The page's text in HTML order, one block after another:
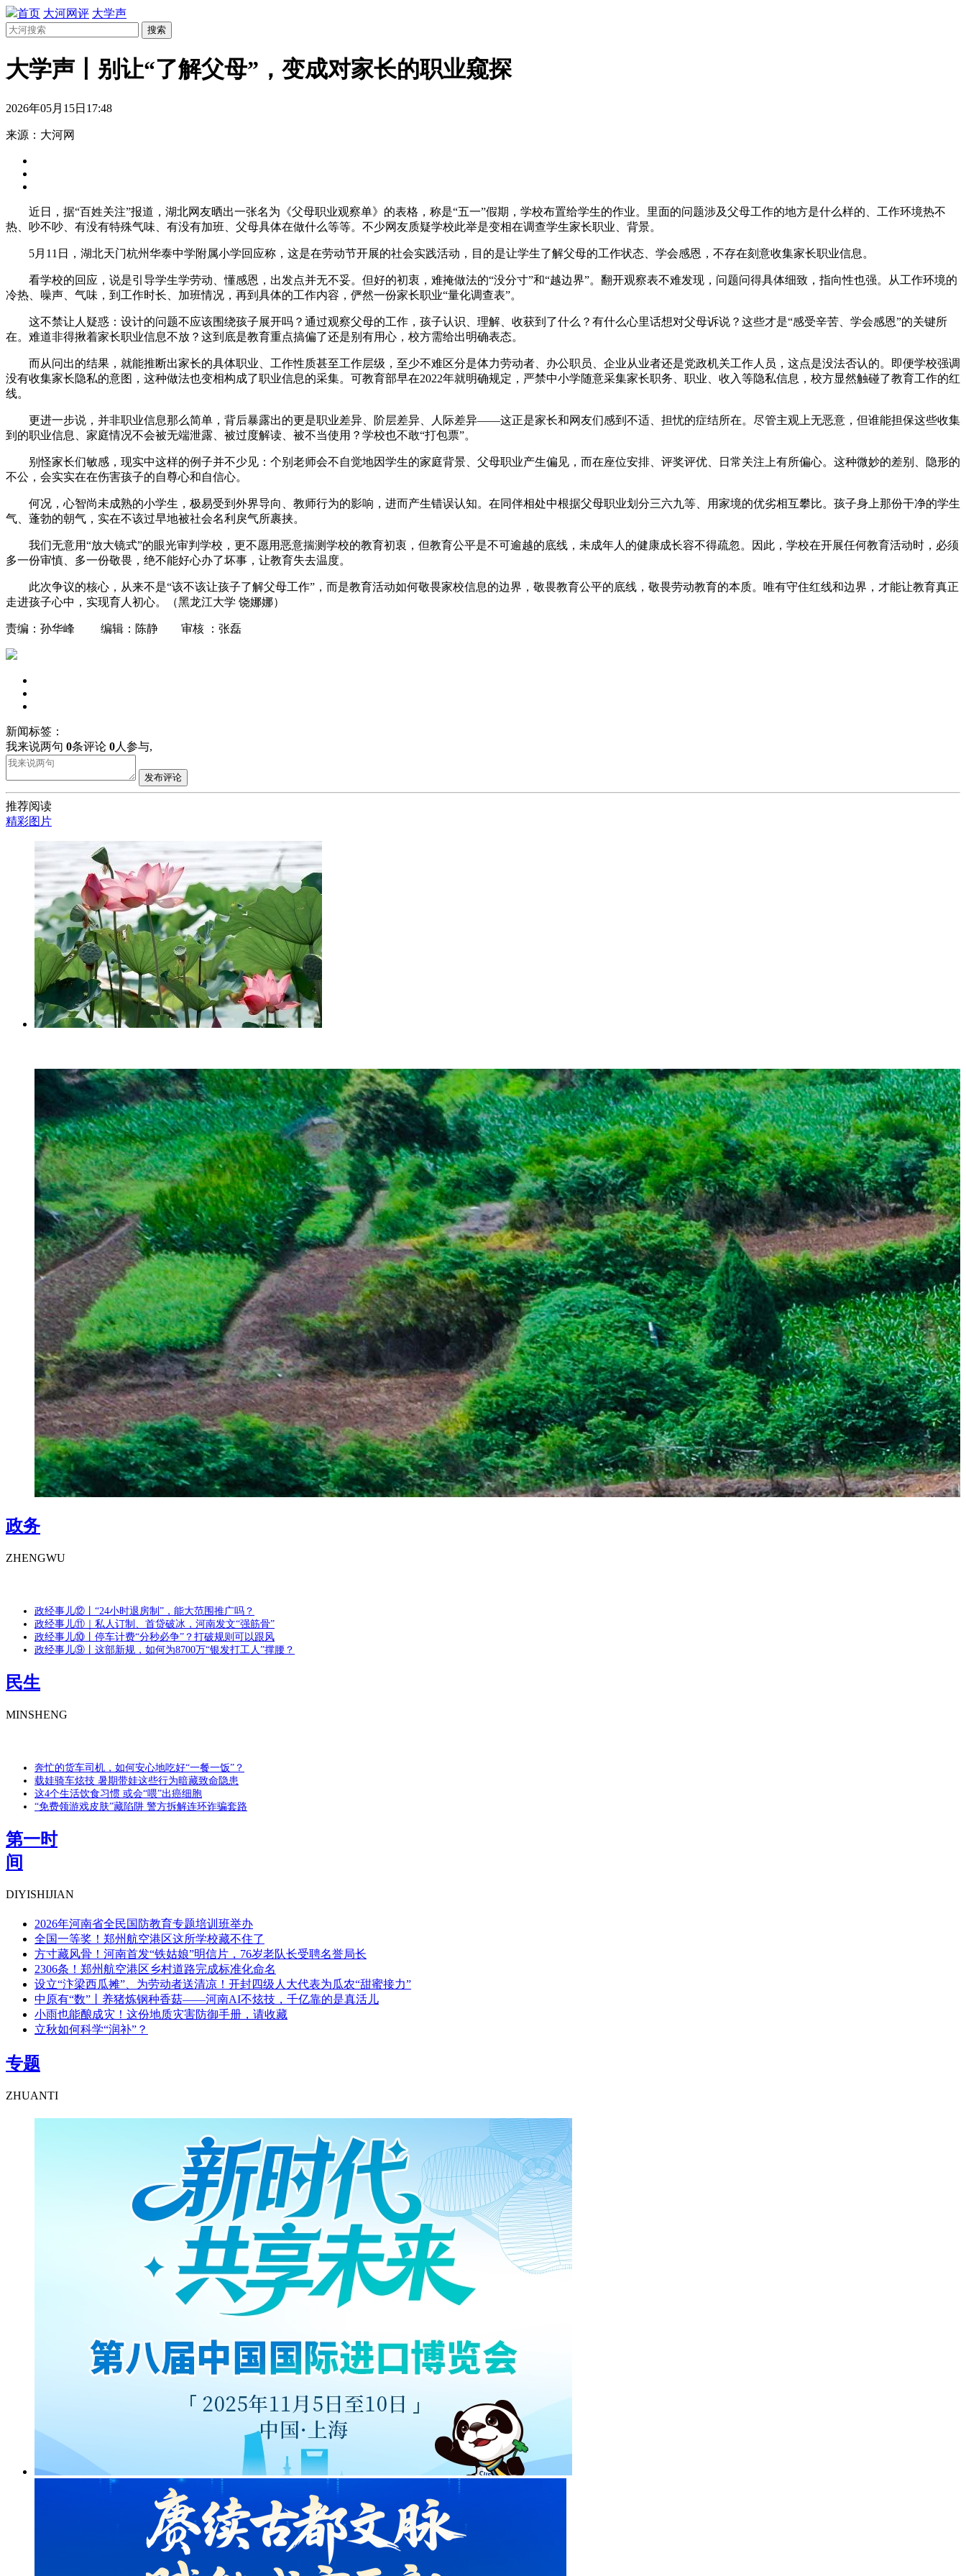
首页 大河网评 大学声
搜索
大学声丨别让“了解父母”，变成对家长的职业窥探
2026年05月15日17:48
来源：大河网
近日，据“百姓关注”报道，湖北网友晒出一张名为《父母职业观察单》的表格，称是“五一”假期，学校布置给学生的作业。里面的问题涉及父母工作的地方是什么样的、工作环境热不
热、吵不吵、有没有特殊气味、有没有加班、父母具体在做什么等等。不少网友质疑学校此举是变相在调查学生家长职业、背景。
5月11日，湖北天门杭州华泰中学附属小学回应称，这是在劳动节开展的社会实践活动，目的是让学生了解父母的工作状态、学会感恩，不存在刻意收集家长职业信息。
看学校的回应，说是引导学生学劳动、懂感恩，出发点并无不妥。但好的初衷，难掩做法的“没分寸”和“越边界”。翻开观察表不难发现，问题问得具体细致，指向性也强。从工作环境的
冷热、噪声、气味，到工作时长、加班情况，再到具体的工作内容，俨然一份家长职业“量化调查表”。
这不禁让人疑惑：设计的问题不应该围绕孩子展开吗？通过观察父母的工作，孩子认识、理解、收获到了什么？有什么心里话想对父母诉说？这些才是“感受辛苦、学会感恩”的关键所
在。难道非得揪着家长职业信息不放？这到底是教育重点搞偏了还是别有用心，校方需给出明确表态。
而从问出的结果，就能推断出家长的具体职业、工作性质甚至工作层级，至少不难区分是体力劳动者、办公职员、企业从业者还是党政机关工作人员，这点是没法否认的。即便学校强调
没有收集家长隐私的意图，这种做法也变相构成了职业信息的采集。可教育部早在2022年就明确规定，严禁中小学随意采集家长职务、职业、收入等隐私信息，校方显然触碰了教育工作的红
线。
更进一步说，并非职业信息那么简单，背后暴露出的更是职业差异、阶层差异、人际差异——这正是家长和网友们感到不适、担忧的症结所在。尽管主观上无恶意，但谁能担保这些收集
到的职业信息、家庭情况不会被无端泄露、被过度解读、被不当使用？学校也不敢“打包票”。
别怪家长们敏感，现实中这样的例子并不少见：个别老师会不自觉地因学生的家庭背景、父母职业产生偏见，而在座位安排、评奖评优、日常关注上有所偏心。这种微妙的差别、隐形的
不公，会实实在在伤害孩子的自尊心和自信心。
何况，心智尚未成熟的小学生，极易受到外界导向、教师行为的影响，进而产生错误认知。在同伴相处中根据父母职业划分三六九等、用家境的优劣相互攀比。孩子身上那份干净的学生
气、蓬勃的朝气，实在不该过早地被社会名利戾气所裹挟。
我们无意用“放大镜式”的眼光审判学校，更不愿用恶意揣测学校的教育初衷，但教育公平是不可逾越的底线，未成年人的健康成长容不得疏忽。因此，学校在开展任何教育活动时，必须
多一份审慎、多一份敬畏，绝不能好心办了坏事，让教育失去温度。
此次争议的核心，从来不是“该不该让孩子了解父母工作”，而是教育活动如何敬畏家校信息的边界，敬畏教育公平的底线，敬畏劳动教育的本质。唯有守住红线和边界，才能让教育真正
走进孩子心中，实现育人初心。（黑龙江大学 饶娜娜）
责编：孙华峰 编辑：陈静 审核 ：张磊
新闻标签：
我来说两句 0条评论 0人参与,
发布评论
推荐阅读